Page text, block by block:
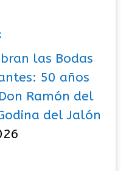
las Bodas
50 años
Ramón del
del Jalón